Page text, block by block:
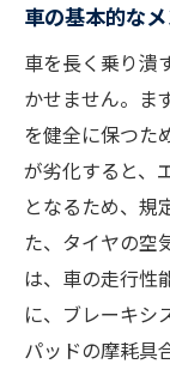
日常
タイ
エン
バッ
異音
日常
意外と見
ト
車内
車の基本的な
車を長く乗り潰
かせません。ま
を健全に保つた
が劣化すると、
となるため、規
た、タイヤの空
は、車の走行性
に、ブレーキシ
パッドの摩耗具